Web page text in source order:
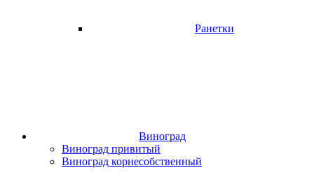
Ранетки
Виноград
Виноград привитый
Виноград корнесобственный